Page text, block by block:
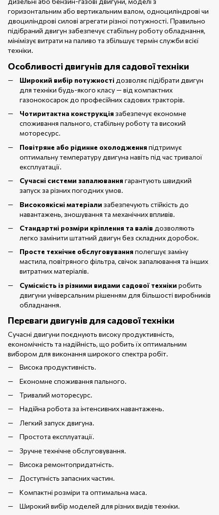
горизонтальним або вертикальним валом, одноциліндрові чи
двоциліндрові силові агрегати різної потужності. Правильно
підібраний двигун забезпечує стабільну роботу обладнання,
мінімізує витрати на паливо та збільшує термін служби всієї
техніки.
Особливості двигунів для садової техніки
Широкий вибір потужності дозволяє підібрати двигун
для техніки будь-якого класу — від компактних
газонокосарок до професійних садових тракторів.
Чотиритактна конструкціязабезпечує економне
споживання пального, стабільну роботу та високий
моторесурс.
Повітряне або рідинне охолодженняпідтримує
оптимальну температуру двигуна навіть під час тривалої
експлуатації.
Сучасні системи запалюваннягарантують швидкий
запуск за різних погодних умов.
Високоякісні матеріали забезпечують стійкість до
навантажень, зношування та механічних впливів.
Стандартні розміри кріплення та валів дозволяють
легко замінити штатний двигун без складних доробок.
Просте технічне обслуговуванняполегшує заміну
мастила, повітряного фільтра, свічок запалювання та інших
витратних матеріалів.
Сумісність із різними видами садової техніки робить
двигуни універсальним рішенням для більшості виробників
обладнання.
Переваги двигунів для садової техніки
Сучасні двигуни поєднують високу продуктивність,
економічність та надійність, що робить їх оптимальним
вибором для виконання широкого спектра робіт.
Висока продуктивність.
Економне споживання пального.
Тривалий моторесурс.
Надійна робота за інтенсивних навантажень.
Легкий запуск двигуна.
Простота експлуатації.
Зручне технічне обслуговування.
Висока ремонтопридатність.
Доступність запасних частин.
Компактні розміри та оптимальна маса.
Широкий вибір моделей для різних видів техніки.